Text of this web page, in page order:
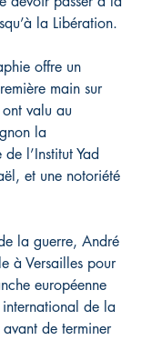
la Libération.
offre un
main sur
valu au
la
l’Institut Yad
et une notoriété
la guerre, André
à Versailles pour
européenne
de la
de terminer